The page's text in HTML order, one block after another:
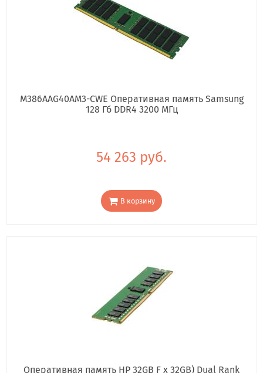
M386AAG40AM3-CWE Оперативная память Samsung
128 Гб DDR4 3200 МГц
54 263 руб.
В корзину
Оперативная память HP 32GB Ƒ x 32GB) Dual Rank